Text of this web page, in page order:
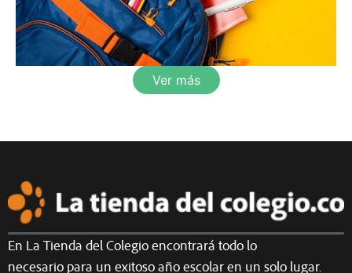
Ver más
En La Tienda del Colegio encontrará todo lo
necesario para un exitoso año escolar en un solo lugar.